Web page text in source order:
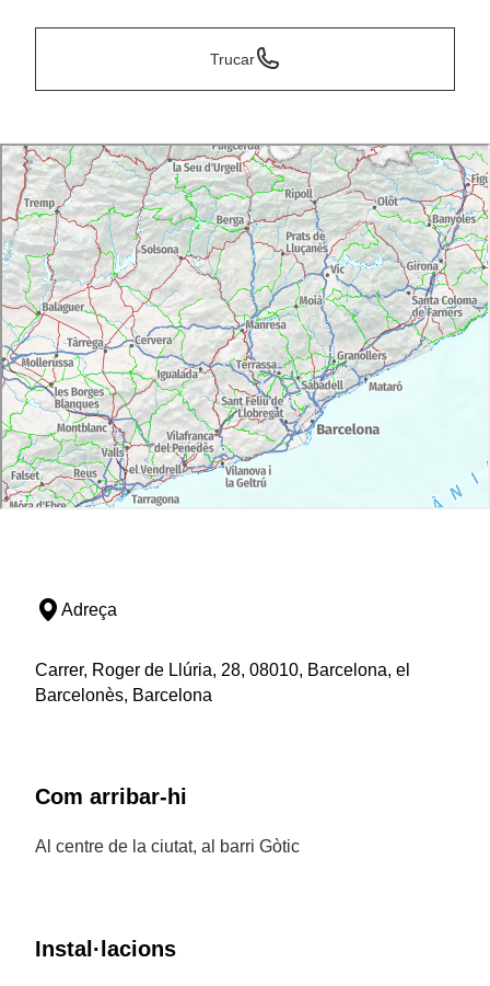
Trucar
Adreça
Carrer, Roger de Llúria, 28, 08010, Barcelona, el
Barcelonès, Barcelona
Com arribar-hi
Al centre de la ciutat, al barri Gòtic
Instal·lacions